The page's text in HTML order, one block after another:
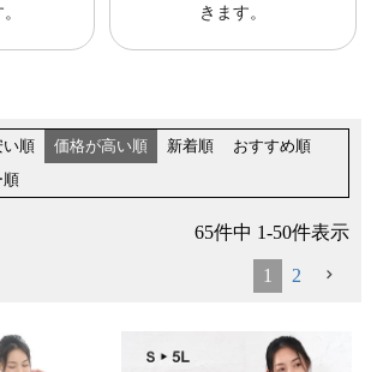
きます。
い順 価格が高い順 新着順
おすすめ順
順
65件中 1-50件表示
1 2